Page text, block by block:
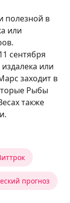
полезной в
или
сентября
или
заходит в
Рыбы
также
прогноз